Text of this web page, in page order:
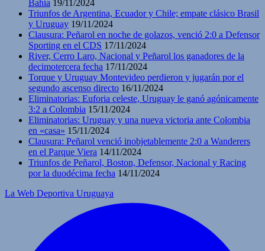
Bahía 19/11/2024
Triunfos de Argentina, Ecuador y Chile; empate clásico Brasil
y Uruguay 19/11/2024
Clausura: Peñarol en noche de golazos, venció 2:0 a Defensor
Sporting en el CDS 17/11/2024
River, Cerro Laro, Nacional y Peñarol los ganadores de la
decimotercera fecha 17/11/2024
Torque y Uruguay Montevideo perdieron y jugarán por el
segundo ascenso directo 16/11/2024
Eliminatorias: Euforia celeste, Uruguay le ganó agónicamente
3:2 a Colombia 15/11/2024
Eliminatorias: Uruguay y una nueva victoria ante Colombia
en «casa» 15/11/2024
Clausura: Peñarol venció inobjetablemente 2:0 a Wanderers
en el Parque Viera 14/11/2024
Triunfos de Peñarol, Boston, Defensor, Nacional y Racing
por la duodécima fecha 14/11/2024
La Web Deportiva Uruguaya